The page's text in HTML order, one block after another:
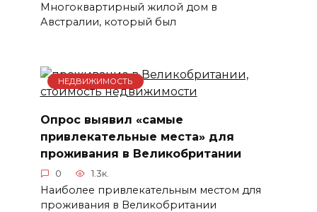
Многоквартирный жилой дом в
Австралии, который был
НЕДВИЖИМОСТЬ
Опрос выявил «самые
привлекательные места» для
проживания в Великобритании
0 1.3к.
Наиболее привлекательным местом для
проживания в Великобритании